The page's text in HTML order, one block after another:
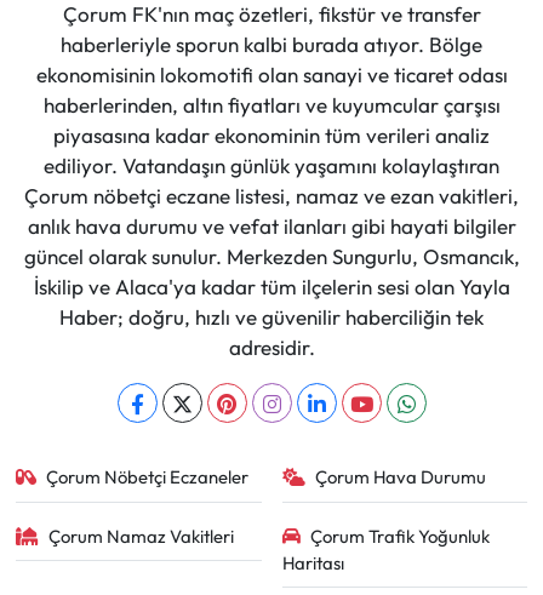
Çorum FK'nın maç özetleri, fikstür ve transfer
haberleriyle sporun kalbi burada atıyor. Bölge
ekonomisinin lokomotifi olan sanayi ve ticaret odası
haberlerinden, altın fiyatları ve kuyumcular çarşısı
piyasasına kadar ekonominin tüm verileri analiz
ediliyor. Vatandaşın günlük yaşamını kolaylaştıran
Çorum nöbetçi eczane listesi, namaz ve ezan vakitleri,
anlık hava durumu ve vefat ilanları gibi hayati bilgiler
güncel olarak sunulur. Merkezden Sungurlu, Osmancık,
İskilip ve Alaca'ya kadar tüm ilçelerin sesi olan Yayla
Haber; doğru, hızlı ve güvenilir haberciliğin tek
adresidir.
Çorum Nöbetçi Eczaneler Çorum Hava Durumu
Çorum Namaz Vakitleri
Çorum Trafik Yoğunluk
Haritası